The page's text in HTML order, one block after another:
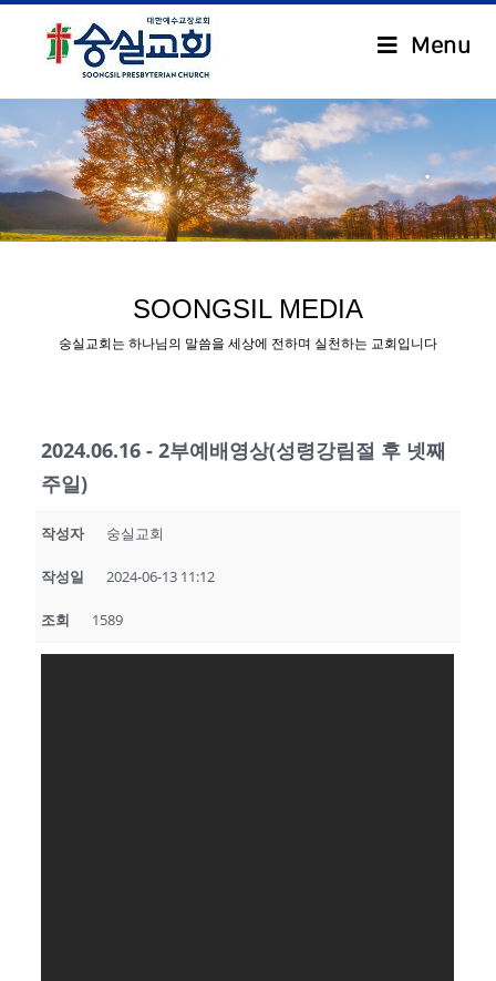
Menu
.
SOONGSIL MEDIA
숭실교회는 하나님의 말씀을 세상에 전하며 실천하는 교회입니다
2024.06.16 - 2부예배영상(성령강림절 후 넷째
주일)
작성자 숭실교회
작성일 2024-06-13 11:12
조회 1589